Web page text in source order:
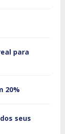
para
20%
seus